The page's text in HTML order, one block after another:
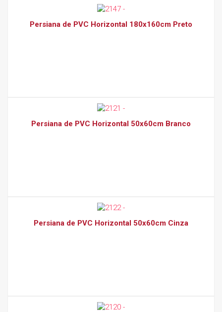
Persiana de PVC Horizontal 180x160cm Preto
Persiana de PVC Horizontal 50x60cm Branco
Persiana de PVC Horizontal 50x60cm Cinza